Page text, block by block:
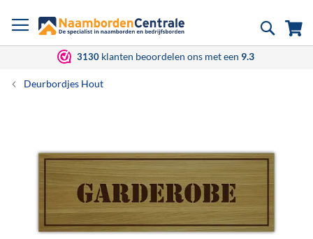
naar
Zoek
3130 klanten beoordelen ons met een 9.3
Deurbordjes Hout